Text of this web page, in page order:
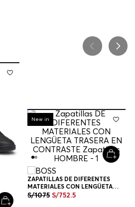
-30%
New in
ZAPATILLAS DE DIFERENTES
MATERIALES CON LENGÜETA
TRASERA EN CONTRASTE
ZAPATILLAS HOMBRE
S/1075 S/752.5